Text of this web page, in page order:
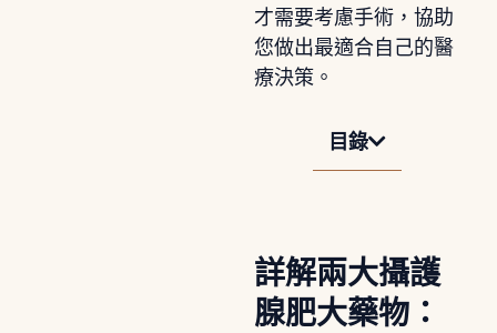
才需要考慮手術，協助
您做出最適合自己的醫
療決策。
目錄
詳解兩大攝護
腺肥大藥物：